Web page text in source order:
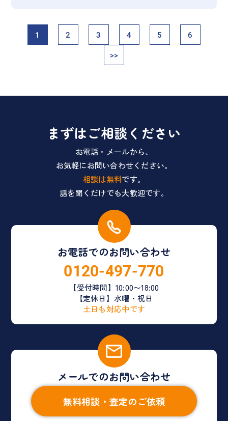
1 2 3 4 5
6
>>
まずはご相談ください
お電話・メールから、
お気軽にお問い合わせください。
相談は無料です。
話を聞くだけでも大歓迎です。
お電話でのお問い合わせ
0120-497-770
【受付時間】10:00〜18:00
【定休日】水曜・祝日
土日も対応中です
メールでのお問い合わせ
無料相談・査定のご依頼